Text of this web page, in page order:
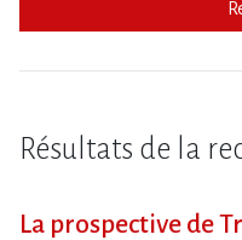
Résultats de la
La prospective de